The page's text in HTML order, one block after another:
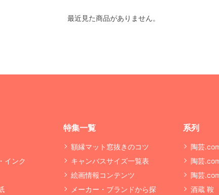
最近見た商品がありません。
インク
特集一覧
額縁マット窓抜きのコツ
キャンバスサイズ一覧表
絵画情報コンテンツ
メーカー・ブランドから探
系列
陶芸
陶芸
陶芸
酒蔵 鞍